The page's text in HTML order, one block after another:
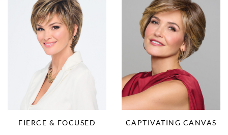
FIERCE & FOCUSED CAPTIVATING CANVAS